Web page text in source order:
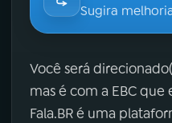
Sugira
Você será
mas é com a EBC
Fala.BR é uma